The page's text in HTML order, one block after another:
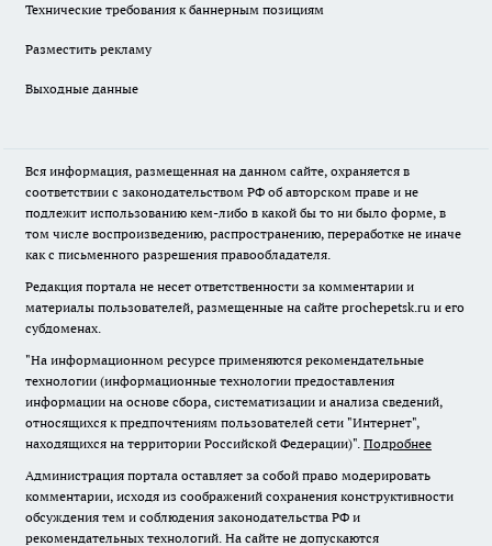
Технические требования к баннерным позициям
Разместить рекламу
Выходные данные
Вся информация, размещенная на данном сайте, охраняется в
соответствии с законодательством РФ об авторском праве и не
подлежит использованию кем-либо в какой бы то ни было форме, в
том числе воспроизведению, распространению, переработке не иначе
как с письменного разрешения правообладателя.
Редакция портала не несет ответственности за комментарии и
материалы пользователей, размещенные на сайте prochepetsk.ru и его
субдоменах.
"На информационном ресурсе применяются рекомендательные
технологии (информационные технологии предоставления
информации на основе сбора, систематизации и анализа сведений,
относящихся к предпочтениям пользователей сети "Интернет",
находящихся на территории Российской Федерации)". Подробнее
Администрация портала оставляет за собой право модерировать
комментарии, исходя из соображений сохранения конструктивности
обсуждения тем и соблюдения законодательства РФ и
рекомендательных технологий. На сайте не допускаются